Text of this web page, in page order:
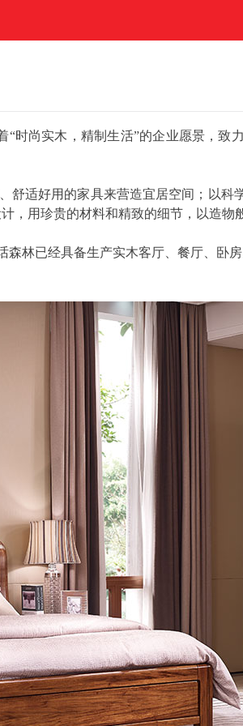
尚实木，精制生活”的企业愿景，致
适好用的家具来营造宜居空间；以科
用珍贵的材料和精致的细节，以造物
已经具备生产实木客厅、餐厅、卧